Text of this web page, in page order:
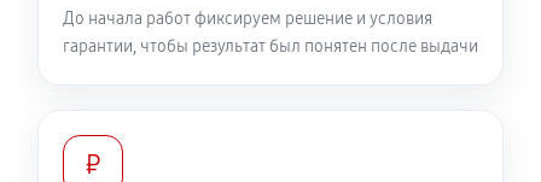
До начала работ фиксируем решение и условия
гарантии, чтобы результат был понятен после выдачи
₽